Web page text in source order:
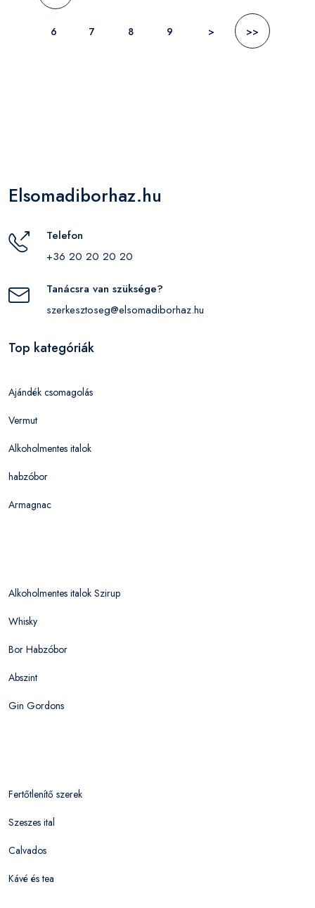
6 7 8 9 > >>
Elsomadiborhaz.hu
Telefon
+36 20 20 20 20
Tanácsra van szüksége?
szerkesztoseg@elsomadiborhaz.hu
Top kategóriák
Ajándék csomagolás
Vermut
Alkoholmentes italok
habzóbor
Armagnac
Alkoholmentes italok Szirup
Whisky
Bor Habzóbor
Abszint
Gin Gordons
Fertőtlenítő szerek
Szeszes ital
Calvados
Kávé és tea